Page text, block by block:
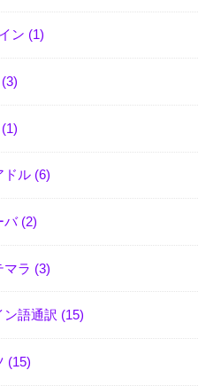
ン (1)
(3)
(1)
ドル (6)
バ (2)
マラ (3)
ン語通訳 (15)
(15)